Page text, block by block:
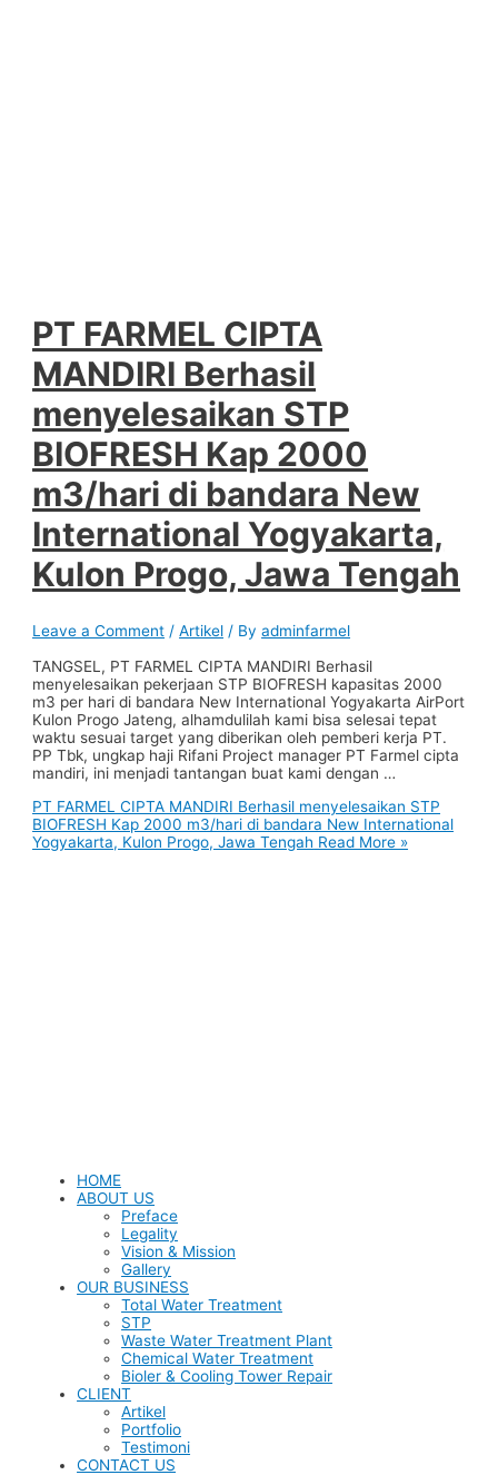
PT FARMEL CIPTA
MANDIRI Berhasil
menyelesaikan STP
BIOFRESH Kap 2000
m3/hari di bandara New
International Yogyakarta,
Kulon Progo, Jawa Tengah
Leave a Comment /Artikel / Byadminfarmel
TANGSEL, PT FARMEL CIPTA MANDIRI Berhasil
menyelesaikan pekerjaan STP BIOFRESH kapasitas 2000
m3 per hari di bandara New International Yogyakarta AirPort
Kulon Progo Jateng, alhamdulilah kami bisa selesai tepat
waktu sesuai target yang diberikan oleh pemberi kerja PT.
PP Tbk, ungkap haji Rifani Project manager PT Farmel cipta
mandiri, ini menjadi tantangan buat kami dengan …
PT FARMEL CIPTA MANDIRI Berhasil menyelesaikan STP
BIOFRESH Kap 2000 m3/hari di bandara New International
Yogyakarta, Kulon Progo, Jawa Tengah Read More »
HOME
ABOUT US
Preface
Legality
Vision & Mission
Gallery
OUR BUSINESS
Total Water Treatment
STP
Waste Water Treatment Plant
Chemical Water Treatment
Bioler & Cooling Tower Repair
CLIENT
Artikel
Portfolio
Testimoni
CONTACT US